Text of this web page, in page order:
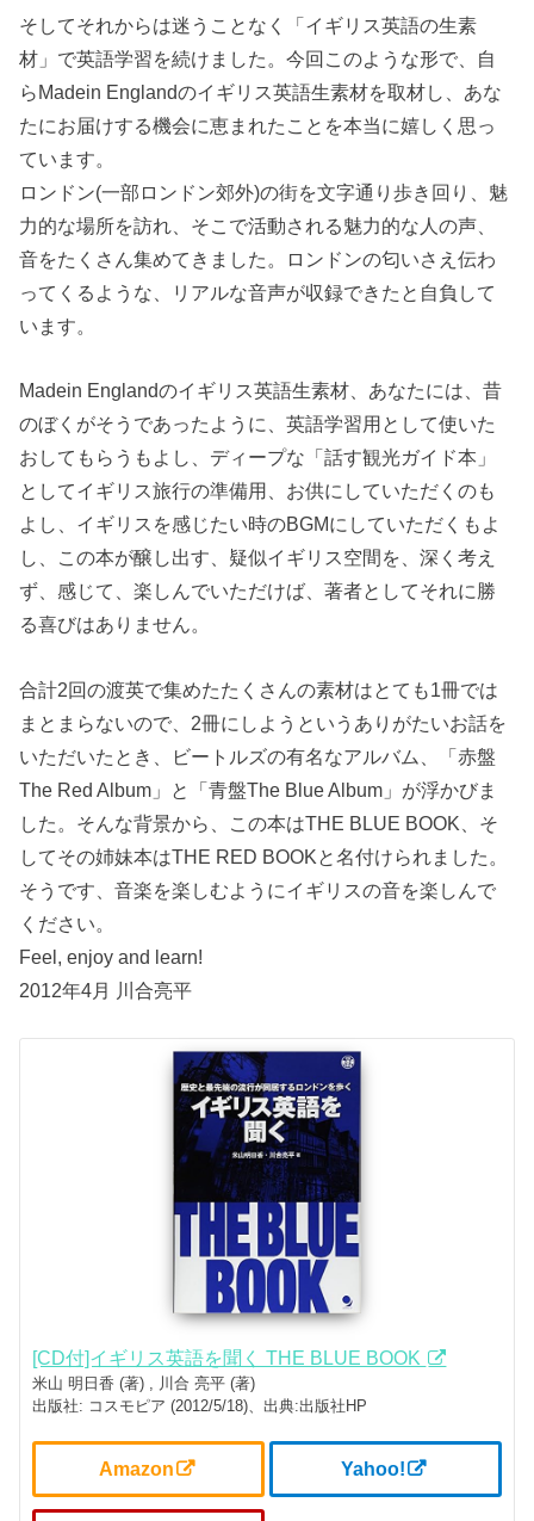
そしてそれからは迷うことなく「イギリス英語の生素
材」で英語学習を続けました。今回このような形で、自
らMadein Englandのイギリス英語生素材を取材し、あな
たにお届けする機会に恵まれたことを本当に嬉しく思っ
ています。
ロンドン(一部ロンドン郊外)の街を文字通り歩き回り、魅
力的な場所を訪れ、そこで活動される魅力的な人の声、
音をたくさん集めてきました。ロンドンの匂いさえ伝わ
ってくるような、リアルな音声が収録できたと自負して
います。
Madein Englandのイギリス英語生素材、あなたには、昔
のぼくがそうであったように、英語学習用として使いた
おしてもらうもよし、ディープな「話す観光ガイド本」
としてイギリス旅行の準備用、お供にしていただくのも
よし、イギリスを感じたい時のBGMにしていただくもよ
し、この本が醸し出す、疑似イギリス空間を、深く考え
ず、感じて、楽しんでいただけば、著者としてそれに勝
る喜びはありません。
合計2回の渡英で集めたたくさんの素材はとても1冊では
まとまらないので、2冊にしようというありがたいお話を
いただいたとき、ビートルズの有名なアルバム、「赤盤
The Red Album」と「青盤The Blue Album」が浮かびま
した。そんな背景から、この本はTHE BLUE BOOK、そ
してその姉妹本はTHE RED BOOKと名付けられました。
そうです、音楽を楽しむようにイギリスの音を楽しんで
ください。
Feel, enjoy and learn!
2012年4月 川合亮平
[CD付]イギリス英語を聞く THE BLUE BOOK
米山 明日香 (著) , 川合 亮平 (著)
出版社: コスモピア (2012/5/18)、出典:出版社HP
Amazon Yahoo!